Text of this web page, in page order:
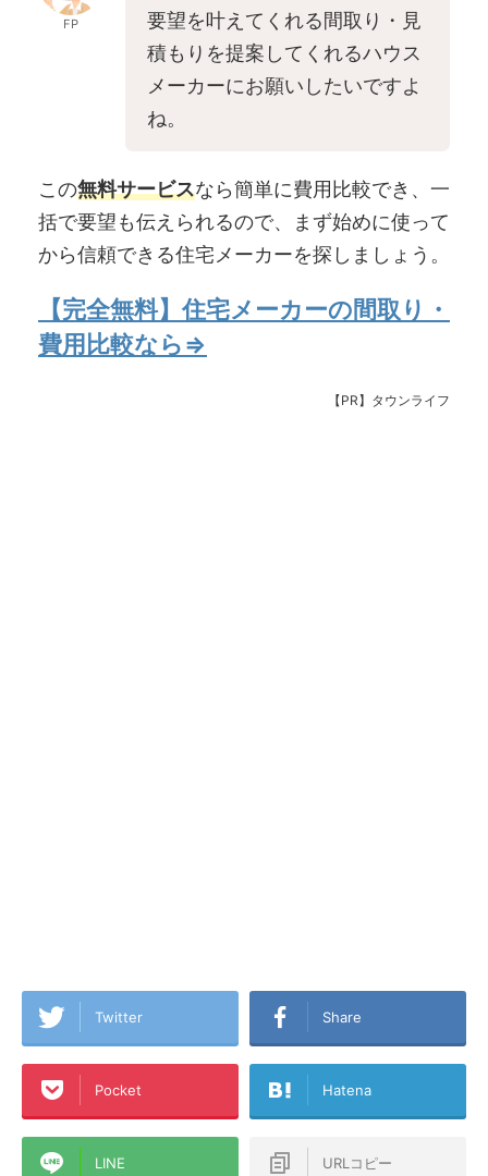
FP
要望を叶えてくれる間取り・見
積もりを提案してくれるハウス
メーカーにお願いしたいですよ
ね。
この無料サービスなら簡単に費用比較でき、一
括で要望も伝えられるので、まず始めに使って
から信頼できる住宅メーカーを探しましょう。
【完全無料】住宅メーカーの間取り・
費用比較なら⇒
【PR】タウンライフ
Twitter Share
Pocket Hatena
LINE URLコピー